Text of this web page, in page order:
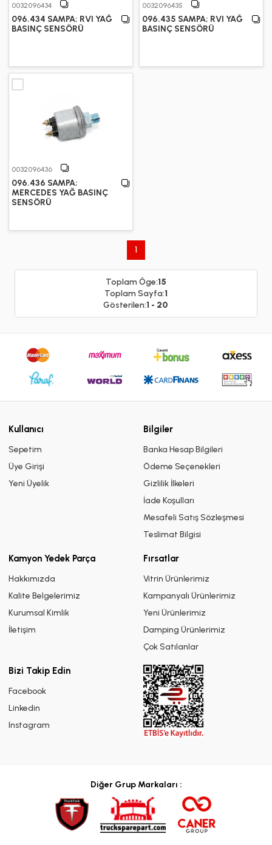
0032096434
096.434 SAMPA; RVI YAĞ
BASINÇ SENSÖRÜ
0032096435
096.435 SAMPA; RVI YAĞ
BASINÇ SENSÖRÜ
0032096436
096.436 SAMPA;
MERCEDES YAĞ BASINÇ
SENSÖRÜ
1
Toplam Öge:15
Toplam Sayfa:1
Gösterilen:1 - 20
Kullanıcı
Sepetim
Üye Girişi
Yeni Üyelik
Bilgiler
Banka Hesap Bilgileri
Ödeme Seçenekleri
Gizlilik İlkeleri
İade Koşulları
Mesafeli Satış Sözleşmesi
Teslimat Bilgisi
Kamyon Yedek Parça
Hakkımızda
Kalite Belgelerimiz
Kurumsal Kimlik
İletişim
Fırsatlar
Vitrin Ürünlerimiz
Kampanyalı Ürünlerimiz
Yeni Ürünlerimiz
Damping Ürünlerimiz
Çok Satılanlar
Bizi Takip Edin
Facebook
Linkedin
Instagram
Diğer Grup Markaları :